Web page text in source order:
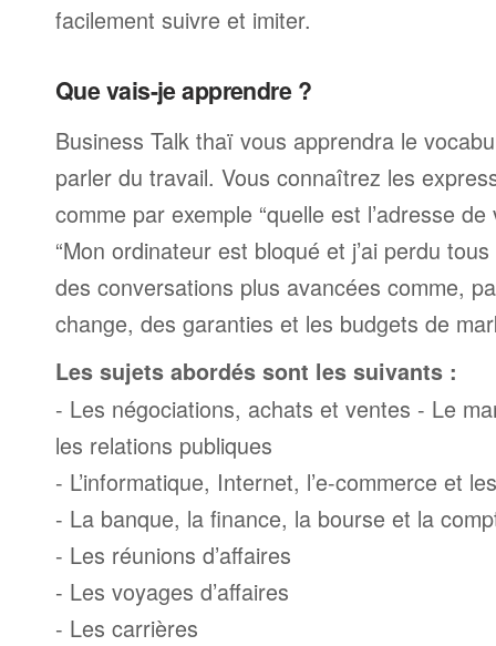
facilement suivre et imiter.
Que vais-je apprendre ?
Business Talk thaï vous apprendra le
parler du travail. Vous connaîtrez les
comme par exemple “quelle est l’adresse
“Mon ordinateur est bloqué et j’ai perdu
des conversations plus avancées comme,
change, des garanties et les budgets de
Les sujets abordés sont les suivants :
- Les négociations, achats et ventes - Le
les relations publiques
- L’informatique, Internet, l’e-commerce et
- La banque, la finance, la bourse et la
- Les réunions d’affaires
- Les voyages d’affaires
- Les carrières